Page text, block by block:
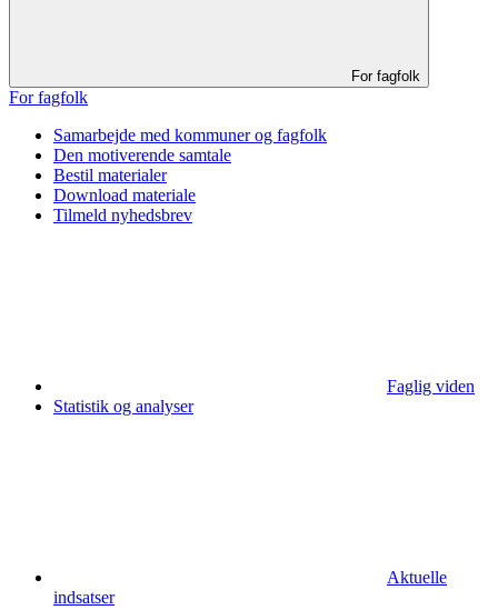
For fagfolk
For fagfolk
Samarbejde med kommuner og fagfolk
Den motiverende samtale
Bestil materialer
Download materiale
Tilmeld nyhedsbrev
Faglig viden
Statistik og analyser
Aktuelle
indsatser